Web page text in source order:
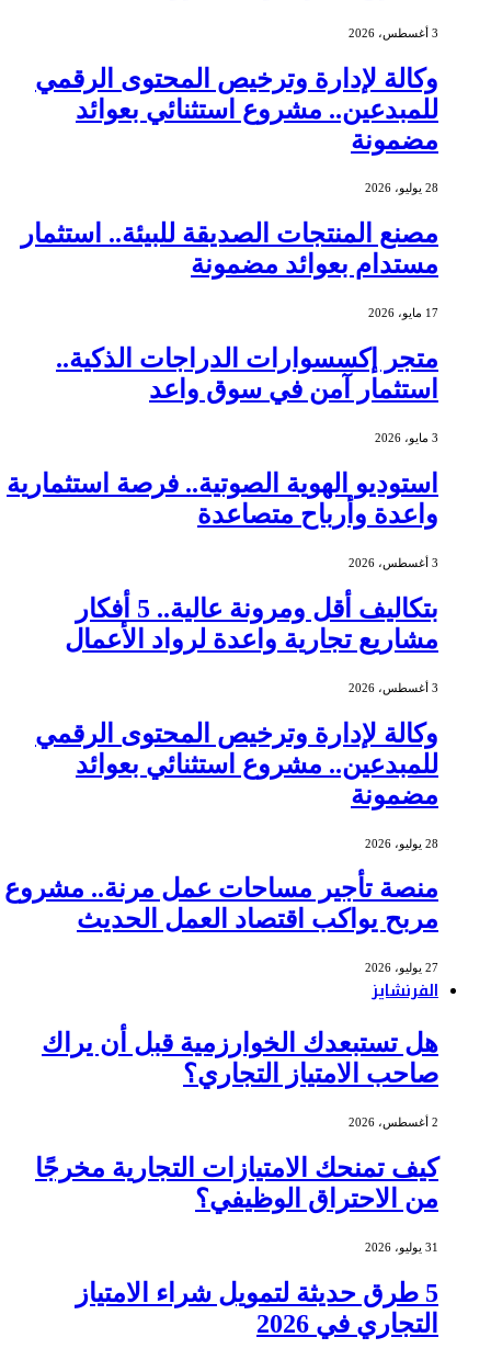
3 أغسطس، 2026
وكالة لإدارة وترخيص المحتوى الرقمي
للمبدعين.. مشروع استثنائي بعوائد
مضمونة
28 يوليو، 2026
مصنع المنتجات الصديقة للبيئة.. استثمار
مستدام بعوائد مضمونة
17 مايو، 2026
متجر إكسسوارات الدراجات الذكية..
استثمار آمن في سوق واعد
3 مايو، 2026
استوديو الهوية الصوتية.. فرصة استثمارية
واعدة وأرباح متصاعدة
3 أغسطس، 2026
بتكاليف أقل ومرونة عالية.. 5 أفكار
مشاريع تجارية واعدة لرواد الأعمال
3 أغسطس، 2026
وكالة لإدارة وترخيص المحتوى الرقمي
للمبدعين.. مشروع استثنائي بعوائد
مضمونة
28 يوليو، 2026
منصة تأجير مساحات عمل مرنة.. مشروع
مربح يواكب اقتصاد العمل الحديث
27 يوليو، 2026
الفرنشايز
هل تستبعدك الخوارزمية قبل أن يراك
صاحب الامتياز التجاري؟
2 أغسطس، 2026
كيف تمنحك الامتيازات التجارية مخرجًا
من الاحتراق الوظيفي؟
31 يوليو، 2026
5 طرق حديثة لتمويل شراء الامتياز
التجاري في 2026